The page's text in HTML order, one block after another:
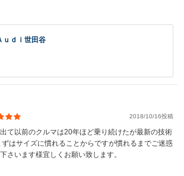
ｕｄｉ世田谷
2018/10/16投稿
て以前のクルマは20年ほど乗り続けたが最新の技術
はサイズに慣れることからですが慣れるまでご迷惑
さいます様宜しくお願い致します。